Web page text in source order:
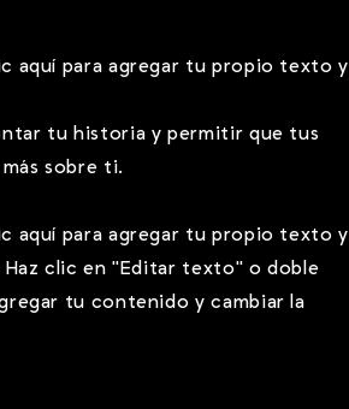
aquí para agregar tu propio texto y
tu historia y permitir que tus
sobre ti.
aquí para agregar tu propio texto y
clic en "Editar texto" o doble
tu contenido y cambiar la